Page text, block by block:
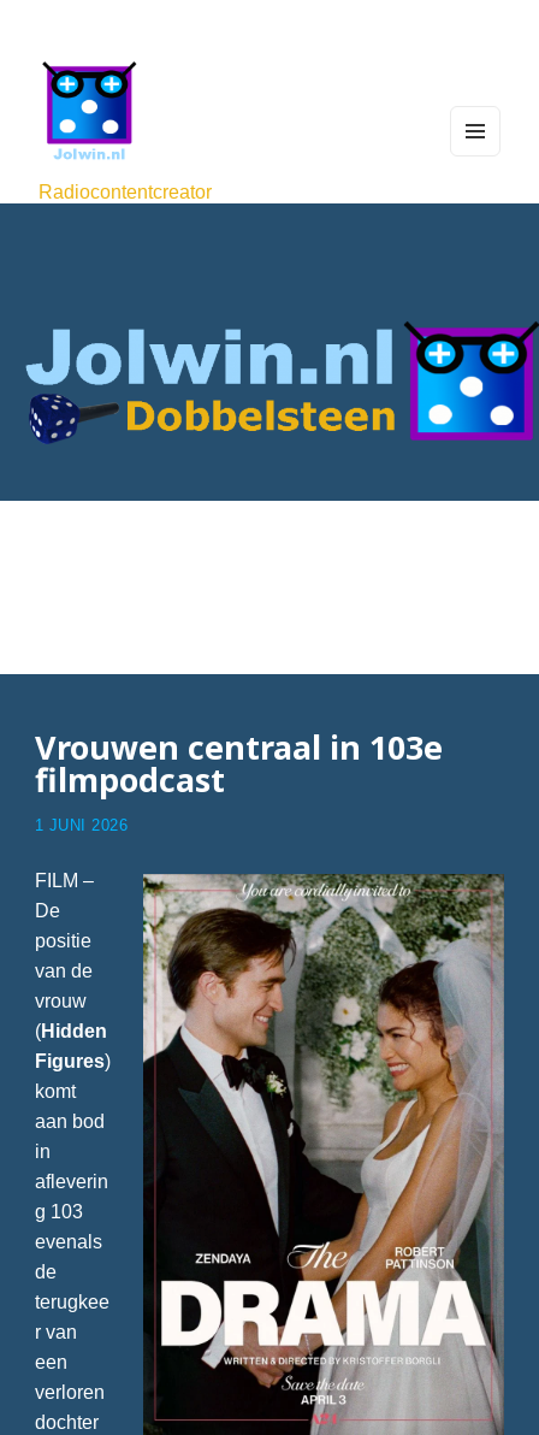
Radiocontentcreator
WIDG
Vrouwen centraal in 103e
filmpodcast
1 JUNI 2026
FILM –
De
positie
van de
vrouw
(Hidden
Figures)
komt
aan bod
in
afleverin
g 103
evenals
de
terugkee
r van
een
verloren
dochter